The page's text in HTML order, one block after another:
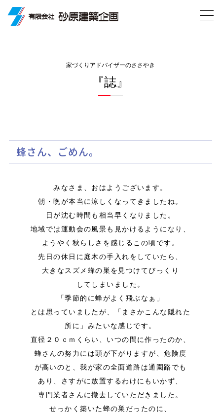
家づくりアドバイザーのささやき
『誌』
蜂さん、ごめん。
みなさま、おはようございます。
朝・晩が本当に涼しくなってきましたね。
日が沈む時間も相当早くなりました。
地域では運動会の風景も見かけるようになり、
ようやく秋らしさを感じるこの頃です。
先日の休日に庭木の手入れをしていたら、
大きなスズメ蜂の巣を見つけてびっくり
してしまいました。
「季節的に蜂がよく飛ぶなぁ」
とは思っていましたが、「まさかこんな隠れた
所に」みたいな感じです。
直径２０ｃｍくらい、いつの間に作ったのか、
蜂さんの努力には頭が下がりますが、危険度
が高いのと、我が家の全面道路は通園路でも
あり、さすがに放置するわけにもいかず、
専門業者さんに撤去していただきました。
せっかく築いた蜂の巣だったのに、